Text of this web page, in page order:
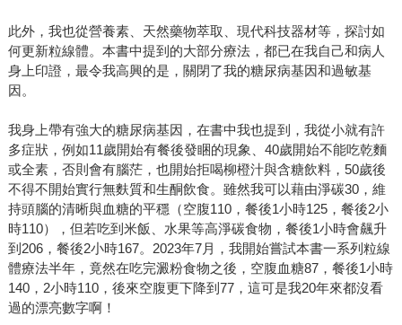
此外，我也從營養素、天然藥物萃取、現代科技器材等，探討如
何更新粒線體。本書中提到的大部分療法，都已在我自己和病人
身上印證，最令我高興的是，關閉了我的糖尿病基因和過敏基
因。
我身上帶有強大的糖尿病基因，在書中我也提到，我從小就有許
多症狀，例如11歲開始有餐後發睏的現象、40歲開始不能吃乾麵
或全素，否則會有腦茫，也開始拒喝柳橙汁與含糖飲料，50歲後
不得不開始實行無麩質和生酮飲食。雖然我可以藉由淨碳30，維
持頭腦的清晰與血糖的平穩（空腹110，餐後1小時125，餐後2小
時110），但若吃到米飯、水果等高淨碳食物，餐後1小時會飆升
到206，餐後2小時167。2023年7月，我開始嘗試本書一系列粒線
體療法半年，竟然在吃完澱粉食物之後，空腹血糖87，餐後1小時
140，2小時110，後來空腹更下降到77，這可是我20年來都沒看
過的漂亮數字啊！